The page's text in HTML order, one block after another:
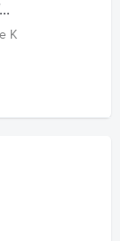
K